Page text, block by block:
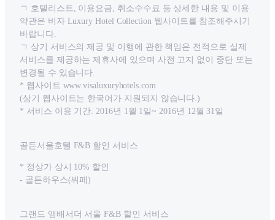
ㄱ 호텔리스트, 이용요금, 취소수수료 등 상세한 내용 및 이용
약관은 비자 Luxury Hotel Collection 웹사이트를 참조해주시기
바랍니다.
ㄱ 상기 서비스의 제공 및 이행에 관한 책임은 전적으로 실제
서비스를 제공하는 제휴사에 있으며 사전 고지 없이 중단 또는
변경될 수 있습니다.
* 웹사이트 www.visaluxuryhotels.com
(상기 웹사이트는 한국어가 지원되지 않습니다.)
* 서비스 이용 기간: 2016년 1월 1일~ 2016년 12월 31일
골든서울호텔 F&B 할인 서비스
* 정상가 상시 10% 할인
- 골든하우스(뷔페)
그랜드 앰배서더 서울 F&B 할인 서비스